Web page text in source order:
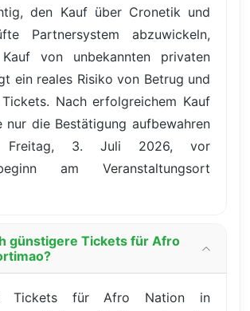
den Kauf über Cronetik und
Partnersystem abzuwickeln,
von unbekannten privaten
ein reales Risiko von Betrug und
Nach erfolgreichem Kauf
nur die Bestätigung aufbewahren
3. Juli 2026, vor
am Veranstaltungsort
günstigere Tickets für Afro
Tickets für Afro Nation in